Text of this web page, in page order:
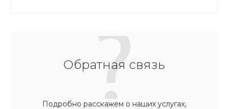
Обратная связь
Подробно расскажем о наших услугах,